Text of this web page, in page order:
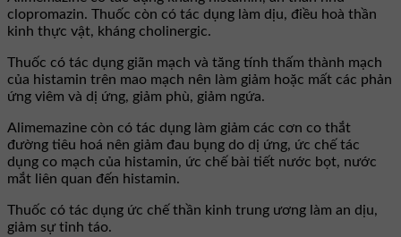
clopromazin. Thuốc còn có tác dụng làm dịu, điều hoà thần
kinh thực vật, kháng cholinergic.
Thuốc có tác dụng giãn mạch và tăng tính thấm thành mạch
của histamin trên mao mạch nên làm giảm hoặc mất các phản
ứng viêm và dị ứng, giảm phù, giảm ngứa.
Alimemazine còn có tác dụng làm giảm các cơn co thắt
đường tiêu hoá nên giảm đau bụng do dị ứng, ức chế tác
dụng co mạch của histamin, ức chế bài tiết nước bọt, nước
mắt liên quan đến histamin.
Thuốc có tác dụng ức chế thần kinh trung ương làm an dịu,
giảm sự tỉnh táo.